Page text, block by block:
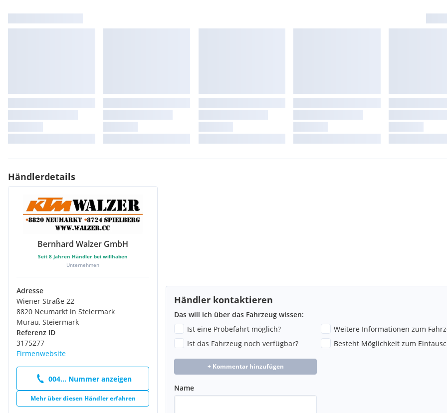
Händlerdetails
Bernhard Walzer GmbH
Seit 8 Jahren Händler bei willhaben
Unternehmen
Adresse
Wiener Straße 22
8820 Neumarkt in Steiermark
Murau, Steiermark
Referenz ID
3175277
Firmenwebsite
004... Nummer anzeigen
Mehr über diesen Händler erfahren
Händler kontaktieren
Das will ich über das Fahrzeug wissen:
Ist eine Probefahrt möglich?
Weitere Informationen zum
Ist das Fahrzeug noch verfügbar?
Besteht Möglichkeit zum
+ Kommentar hinzufügen
Name